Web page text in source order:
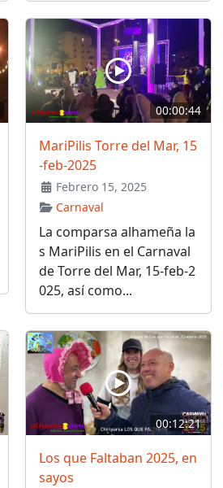
00:00:44
MariPilis Torre del Mar, 15
-feb-2025
Febrero 15, 2025
Carnaval
La comparsa alhameña la
s MariPilis en el Carnaval
de Torre del Mar, 15-feb-2
025, así como...
00:12:21
Los que Faltaban 2025, en
sayos